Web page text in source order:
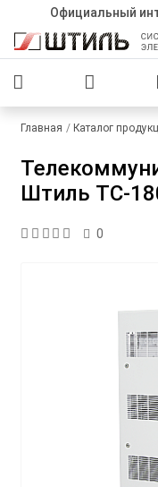
Официальный
Главная Каталог
Штиль TC-
0